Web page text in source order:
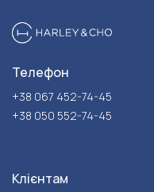
Телефон
+38 067 452-74-45
+38 050 552-74-45
Клієнтам